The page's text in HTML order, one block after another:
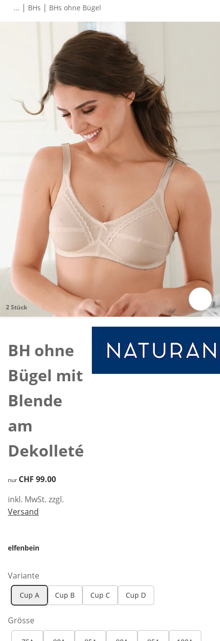
... | BHs | BHs ohne Bügel
2 Stück
BH ohne
Bügel mit
Blende
am
Dekolleté
CHF 99.00
nur CHF 99.00
inkl. MwSt. zzgl.
Versand
elfenbein
Variante
Cup A Cup B Cup C Cup D
Grösse